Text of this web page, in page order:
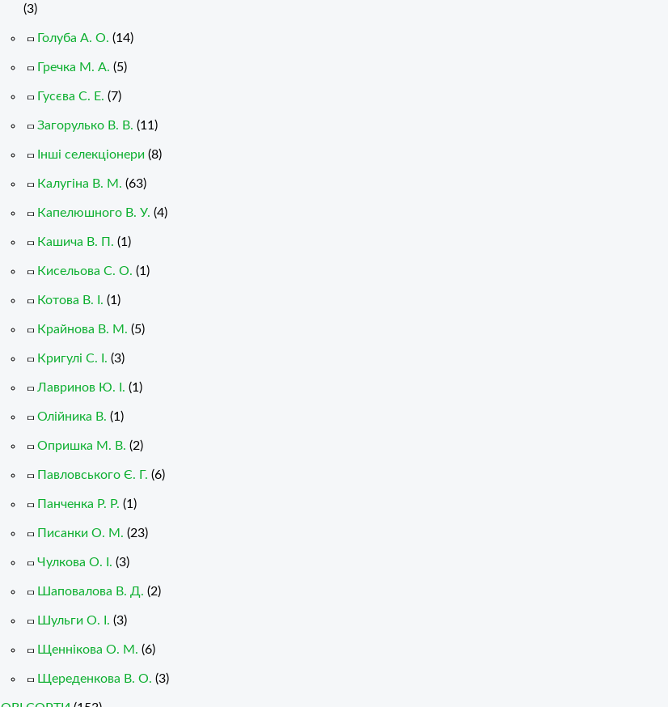
(3)
Голуба А. О. (14)
Гречка М. А. (5)
Гусєва С. Е. (7)
Загорулько В. В. (11)
Інші селекціонери (8)
Калугіна В. М. (63)
Капелюшного В. У. (4)
Кашича В. П. (1)
Кисельова С. О. (1)
Котова В. І. (1)
Крайнова В. М. (5)
Кригулі С. І. (3)
Лавринов Ю. І. (1)
Олійника В. (1)
Опришка М. В. (2)
Павловського Є. Г. (6)
Панченка Р. Р. (1)
Писанки О. М. (23)
Чулкова О. І. (3)
Шаповалова В. Д. (2)
Шульги О. І. (3)
Щеннікова О. М. (6)
Щереденкова В. О. (3)